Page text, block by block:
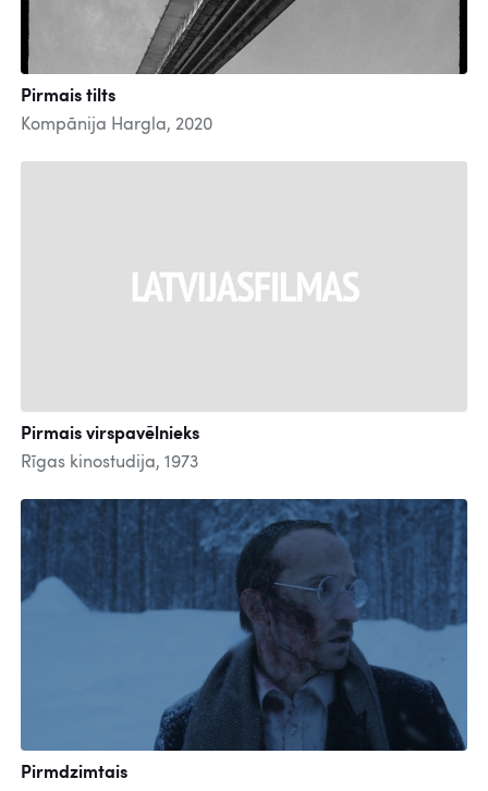
Pirmais tilts
Kompānija Hargla, 2020
Pirmais virspavēlnieks
Rīgas kinostudija, 1973
Pirmdzimtais